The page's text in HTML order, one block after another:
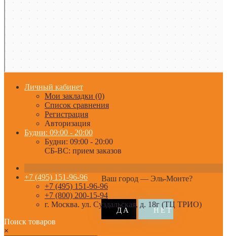
Личный кабинет
Мои закладки (0)
Список сравнения
Регистрация
Авторизация
Будни: 09:00 - 20:00
Будни: 09:00 - 20:00
СБ-ВС: прием заказов
Ваш город — Эль-Монте?
+7 (495) 151-96-96
+7 (495) 151-96-96
+7 (800) 200-15-94
г. Москва. ул. Суздальская, д. 18г (ТЦ ТРИО)
Поиск товаров
×